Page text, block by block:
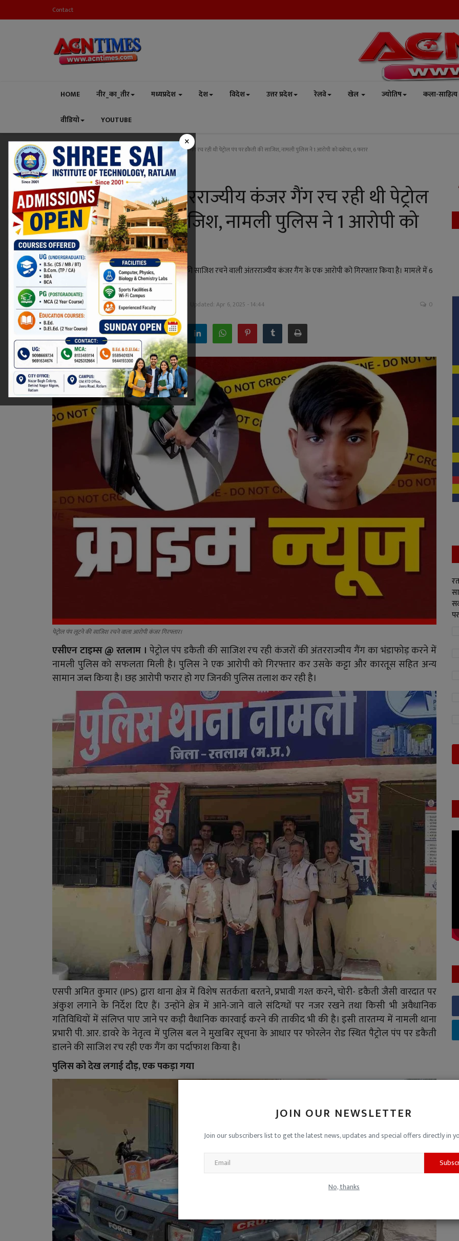
Contact
HOME नीर_का_तीर मध्यप्रदेश देश विदेश उत्तर प्रदेश रेलवे खेल ज्योतिष कला-साहित्य
वीडियो YOUTUBE
JOIN OUR NEWSLETTER
Join our subscribers list to get the latest news, updates and special offers directly in
No, thanks
×
Home मध्यप्रदेश रतलाम साजिश विफल ! अंतरराज्यीय कंजर गैंग रच रही थी पेट्रोल पंप पर डकैती की साजिश, नामली पुलिस ने 1 आरोपी को दबोचा, 6 फरार
रतलाम
साजिश विफल ! अंतरराज्यीय कंजर गैंग रच रही थी पेट्रोल
पंप पर डकैती की साजिश, नामली पुलिस ने 1 आरोपी को
दबोचा, 6 फरार
रतलाम जिले की नामली पुलिस ने पेट्रोल पंप लूटने की साजिश रचने वाली अंतरराज्यीय कंजर गैंग के एक आरोपी को गिरफ्तार किया है। मामले में 6
अन्य आरोपियों की तलाश जारी है।
Niraj Kumar Shukla Apr 6, 2025 - 14:35 Updated: Apr 6, 2025 - 14:44 0
Facebook Twitter
पेट्रोल पंप लूटने की साजिश रचने वाला आरोपी कंजर गिरफ्तार।
एसीएन टाइम्स @रतलाम । पेट्रोल पंप डकैती की साजिश रच रही कंजरों की अंतरराज्यीय गैंग का भंडाफोड़ करने में
नामली पुलिस को सफलता मिली है। पुलिस ने एक आरोपी को गिरफ्तार कर उसके कट्टा और कारतूस सहित अन्य
सामान जब्त किया है। छह आरोपी फरार हो गए जिनकी पुलिस तलाश कर रही है।
एसपी अमित कुमार (IPS) द्वारा थाना क्षेत्र में विशेष सतर्कता बरतने, प्रभावी गश्त करने, चोरी- डकैती जैसी वारदात पर
अंकुश लगाने के निर्देश दिए हैं। उन्होंने क्षेत्र में आने-जाने वाले संदिग्धों पर नजर रखने तथा किसी भी अवैधानिक
गतिविधियों में संलिप्त पाए जाने पर कड़ी वैधानिक कारवाई करने की ताकीद भी की है। इसी तारतम्य में नामली थाना
प्रभारी पी. आर. डावरे के नेतृत्व में पुलिस बल ने मुखबिर सूचना के आधार पर फोरलेन रोड स्थित पैट्रोल पंप पर डकैती
डालने की साजिश रच रही एक गैंग का पर्दाफाश किया है।
पुलिस को देख लगाई दौड़, एक पकड़ा गया